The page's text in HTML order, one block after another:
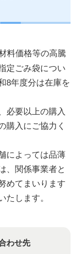
料価格等の高騰
定ごみ袋につい
8年度分は在庫を
必要以上の購入
購入にご協力く
によっては品薄
、関係事業者と
めてまいります
たします。
わせ先